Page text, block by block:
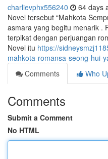
charlievphx556240 64 days
Novel tersebut “Mahkota
asmara yang begitu menarik .
terpikat dengan perjuangan
Novel itu https://
mahkota-romansa-seong-hui-
Comments
Who
Comments
Submit a Comment
No HTML